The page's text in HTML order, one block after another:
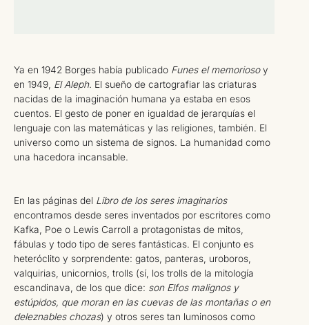
Ya en 1942 Borges había publicado Funes el memoriosoy
en 1949, El Aleph. El sueño de cartografiar las criaturas
nacidas de la imaginación humana ya estaba en esos
cuentos. El gesto de poner en igualdad de jerarquías el
lenguaje con las matemáticas y las religiones, también. El
universo como un sistema de signos. La humanidad como
una hacedora incansable.
En las páginas del Libro de los seres imaginarios
encontramos desde seres inventados por escritores como
Kafka, Poe o Lewis Carroll a protagonistas de mitos,
fábulas y todo tipo de seres fantásticas. El conjunto es
heteróclito y sorprendente: gatos, panteras, uroboros,
valquirias, unicornios, trolls (sí, los trolls de la mitología
escandinava, de los que dice: son Elfos malignos y
estúpidos, que moran en las cuevas de las montañas o en
deleznables chozas) y otros seres tan luminosos como